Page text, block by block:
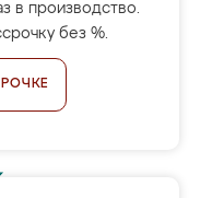
в производство.
без %.